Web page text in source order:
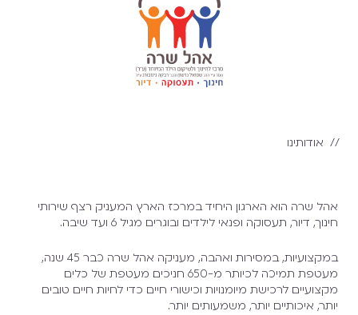
// אודותינו
אהל שרה הוא הארגון היחיד במרכז הארץ המעניק רצף שירותי
חינוך, דיור, תעסוקה ופנאי לילדים ובוגרים מגיל 6 ועד שיבה.
במקצועיות, במסירות ואהבה, מעניקה אהל שרה כבר 45 שנה,
מעטפת תמיכה לכיותר מ-650 חניכים. מעטפת של כלים
מקצועיים לרכישת מיומנויות וכישורי חיים כדי לחיות חיים טובים
יותר, איכותיים יותר, משמעותים יותר.